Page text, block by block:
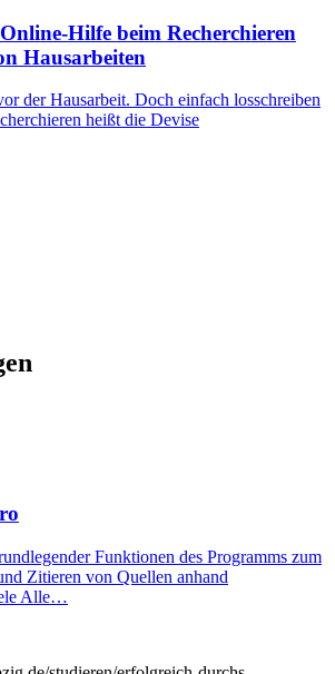
Hilfe beim Recherchieren
Hausarbeiten
der Hausarbeit. Doch einfach losschreiben
heißt die Devise
Funktionen des Programms zum
Zitieren von Quellen anhand
Alle…